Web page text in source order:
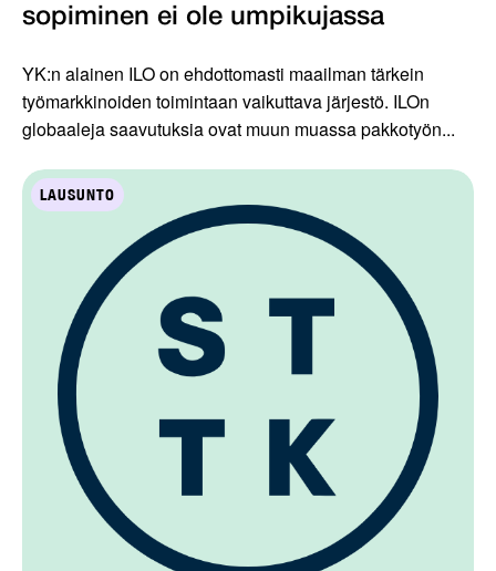
sopiminen ei ole umpikujassa
YK:n alainen ILO on ehdottomasti maailman tärkein
työmarkkinoiden toimintaan vaikuttava järjestö. ILOn
globaaleja saavutuksia ovat muun muassa pakkotyön...
LAUSUNTO